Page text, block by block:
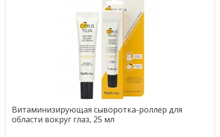
Витаминизирующая сыворотка-роллер для
области вокруг глаз, 25 мл